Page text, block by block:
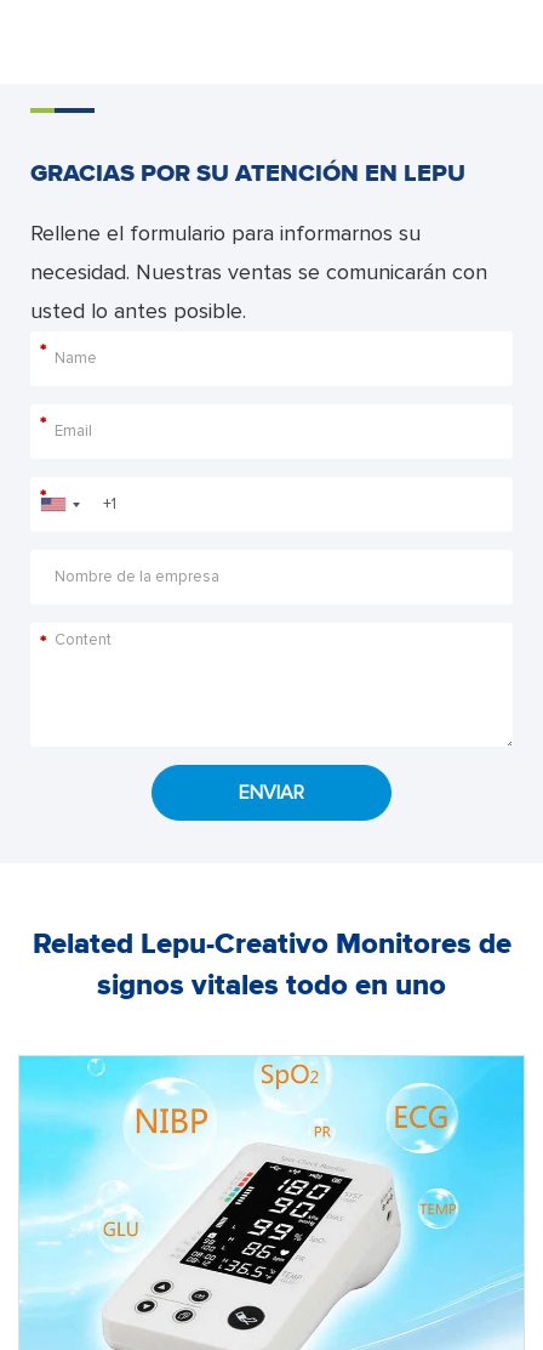
GRACIAS POR SU ATENCIÓN EN LEPU
Rellene el formulario para informarnos su
necesidad. Nuestras ventas se comunicarán con
usted lo antes posible.
*
*
*
*
ENVIAR
Related Lepu-Creativo Monitores de
signos vitales todo en uno